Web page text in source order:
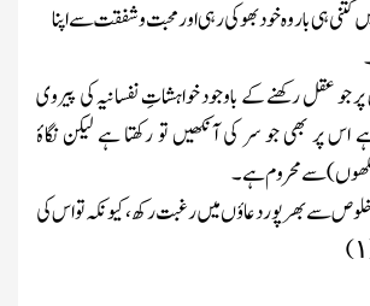
کتنی ہی باروہ خود بھوکی رہی اور محبت وشفقت سے اپنا
عقل رکھنے کے باوجود خواہشاتِ نفسانیہ کی پیروی
اس پر بھی جو سر کی آنکھیں تو رکھتا ہے لیکن نگاۂ
)سے محروم ہے۔
سے بھرپور دعاؤں میں رغبت رکھ، کیونکہ تو اس کی
۱)